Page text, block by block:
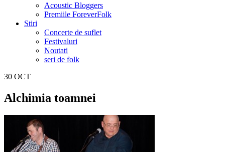
Acoustic Bloggers
Premiile ForeverFolk
Stiri
Concerte de suflet
Festivaluri
Noutati
seri de folk
30 OCT
Alchimia toamnei